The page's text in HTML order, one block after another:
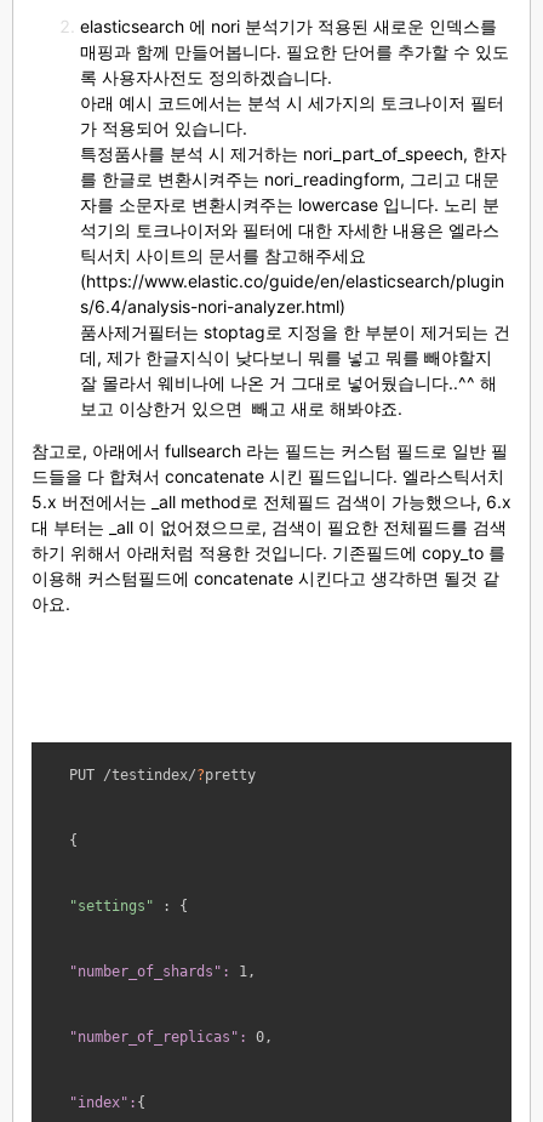
elasticsearch 에 nori 분석기가 적용된 새로운 인덱스를
매핑과 함께 만들어봅니다. 필요한 단어를 추가할 수 있도
록 사용자사전도 정의하겠습니다.
아래 예시 코드에서는 분석 시 세가지의 토크나이저 필터
가 적용되어 있습니다.
특정품사를 분석 시 제거하는 nori_part_of_speech, 한자
를 한글로 변환시켜주는 nori_readingform, 그리고 대문
자를 소문자로 변환시켜주는 lowercase 입니다. 노리 분
석기의 토크나이저와 필터에 대한 자세한 내용은 엘라스
틱서치 사이트의 문서를 참고해주세요
(https://www.elastic.co/guide/en/elasticsearch/plugin
s/6.4/analysis-nori-analyzer.html)
품사제거필터는 stoptag로 지정을 한 부분이 제거되는 건
데, 제가 한글지식이 낮다보니 뭐를 넣고 뭐를 빼야할지
잘 몰라서 웨비나에 나온 거 그대로 넣어뒀습니다..^^ 해
보고 이상한거 있으면 빼고 새로 해봐야죠.
참고로, 아래에서 fullsearch 라는 필드는 커스텀 필드로 일반 필
드들을 다 합쳐서 concatenate 시킨 필드입니다. 엘라스틱서치
5.x 버전에서는 _all method로 전체필드 검색이 가능했으나, 6.x
대 부터는 _all 이 없어졌으므로, 검색이 필요한 전체필드를 검색
하기 위해서 아래처럼 적용한 것입니다. 기존필드에 copy_to 를
이용해 커스텀필드에 concatenate 시킨다고 생각하면 될것 같
아요.
PUT /testindex/?pretty
{
"settings" : {
"number_of_shards": 1,
"number_of_replicas": 0,
"index": {